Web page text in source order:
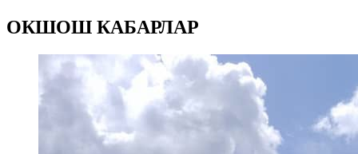
ОКШОШ КАБАРЛАР